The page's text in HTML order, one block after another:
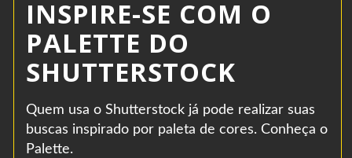
INSPIRE-SE COM O
PALETTE DO
SHUTTERSTOCK
Quem usa o Shutterstock já pode realizar suas
buscas inspirado por paleta de cores. Conheça o
Palette.